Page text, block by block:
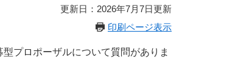
更新日：2026年7月7日更新
印刷ページ表示
プロポーザルについて質問がありま